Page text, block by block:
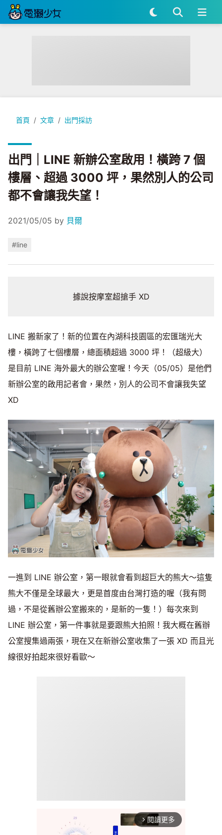
首頁 文章 出門採訪
出門｜LINE 新辦公室啟用！橫跨 7 個樓層、超過 3000 坪，果
出門｜LINE 新辦公室啟用！橫跨 7 個
樓層、超過 3000 坪，果然別人的公司
都不會讓我失望！
2021/05/05 by 貝爾
#line
據說按摩室超搶手 XD
LINE 搬新家了！新的位置在內湖科技園區的宏匯瑞光大
樓，橫跨了七個樓層，總面積超過 3000 坪！（超級大）
是目前 LINE 海外最大的辦公室喔！今天（05/05）是他們
新辦公室的啟用記者會，果然，別人的公司不會讓我失望
XD
一進到 LINE 辦公室，第一眼就會看到超巨大的熊大～這隻
熊大不僅是全球最大，更是首度由台灣打造的喔（我有問
過，不是從舊辦公室搬來的，是新的一隻！）每次來到
LINE 辦公室，第一件事就是要跟熊大拍照！我大概在舊辦
公室搜集過兩張，現在又在新辦公室收集了一張 XD 而且光
線很好拍起來很好看歐～
arrow_forward_ios 閱讀更多